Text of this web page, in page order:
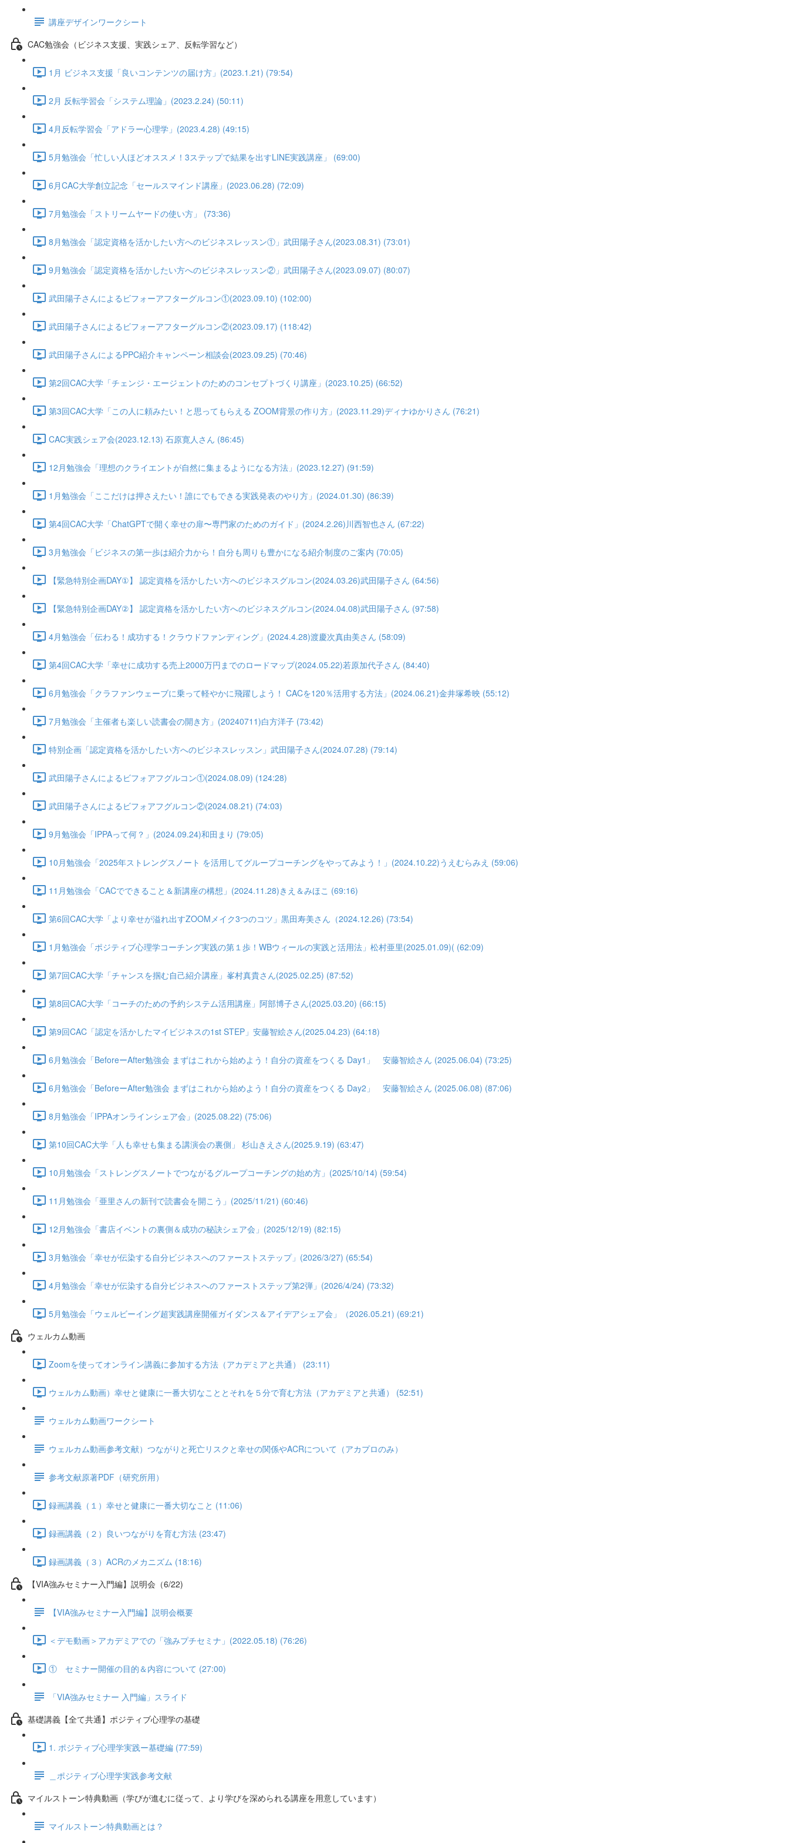
講座デザインワークシート
CAC勉強会（ビジネス支援、実践シェア、反転学習など）
1月 ビジネス支援「良いコンテンツの届け方」(2023.1.21) (79:54)
2月 反転学習会「システム理論」(2023.2.24) (50:11)
4月反転学習会「アドラー心理学」(2023.4.28) (49:15)
5月勉強会「忙しい人ほどオススメ！3ステップで結果を出すLINE実践講座」 (69:00)
6月CAC大学創立記念「セールスマインド講座」(2023.06.28) (72:09)
7月勉強会「ストリームヤードの使い方」 (73:36)
8月勉強会「認定資格を活かしたい方へのビジネスレッスン①」武田陽子さん(2023.08.31) (73:01)
9月勉強会「認定資格を活かしたい方へのビジネスレッスン②」武田陽子さん(2023.09.07) (80:07)
武田陽子さんによるビフォーアフターグルコン①(2023.09.10) (102:00)
武田陽子さんによるビフォーアフターグルコン②(2023.09.17) (118:42)
武田陽子さんによるPPC紹介キャンペーン相談会(2023.09.25) (70:46)
第2回CAC大学「チェンジ・エージェントのためのコンセプトづくり講座」(2023.10.25) (66:52)
第3回CAC大学「この人に頼みたい！と思ってもらえる ZOOM背景の作り方」(2023.11.29)ディナゆかりさん (76:21)
CAC実践シェア会(2023.12.13) 石原寛人さん (86:45)
12月勉強会「理想のクライエントが自然に集まるようになる方法」(2023.12.27) (91:59)
1月勉強会「ここだけは押さえたい！誰にでもできる実践発表のやり方」(2024.01.30) (86:39)
第4回CAC大学「ChatGPTで開く幸せの扉〜専門家のためのガイド」(2024.2.26)川西智也さん (67:22)
3月勉強会「ビジネスの第一歩は紹介力から！自分も周りも豊かになる紹介制度のご案内 (70:05)
【緊急特別企画DAY①】 認定資格を活かしたい方へのビジネスグルコン(2024.03.26)武田陽子さん (64:56)
【緊急特別企画DAY②】 認定資格を活かしたい方へのビジネスグルコン(2024.04.08)武田陽子さん (97:58)
4月勉強会「伝わる！成功する！クラウドファンディング」(2024.4.28)渡慶次真由美さん (58:09)
第4回CAC大学「幸せに成功する売上2000万円までのロードマップ(2024.05.22)若原加代子さん (84:40)
6月勉強会「クラファンウェーブに乗って軽やかに飛躍しよう！ CACを120％活用する方法」(2024.06.21)金井塚希映 (55:12)
7月勉強会「主催者も楽しい読書会の開き方」(20240711)白方洋子 (73:42)
特別企画「認定資格を活かしたい方へのビジネスレッスン」武田陽子さん(2024.07.28) (79:14)
武田陽子さんによるビフォアフグルコン①(2024.08.09) (124:28)
武田陽子さんによるビフォアフグルコン②(2024.08.21) (74:03)
9月勉強会「IPPAって何？」(2024.09.24)和田まり (79:05)
10月勉強会「2025年ストレングスノート を活用してグループコーチングをやってみよう！」(2024.10.22)うえむらみえ (59:06)
11月勉強会「CACでできること＆新講座の構想」(2024.11.28)きえ＆みほこ (69:16)
第6回CAC大学「より幸せが溢れ出すZOOMメイク3つのコツ」黒田寿美さん（2024.12.26) (73:54)
1月勉強会「ポジティブ心理学コーチング実践の第１歩！WBウィールの実践と活用法」松村亜里(2025.01.09)( (62:09)
第7回CAC大学「チャンスを掴む自己紹介講座」峯村真貴さん(2025.02.25) (87:52)
第8回CAC大学「コーチのための予約システム活用講座」阿部博子さん(2025.03.20) (66:15)
第9回CAC「認定を活かしたマイビジネスの1st STEP」安藤智絵さん(2025.04.23) (64:18)
6月勉強会「BeforeーAfter勉強会 まずはこれから始めよう！自分の資産をつくる Day1」 安藤智絵さん (2025.06.04) (73:25)
6月勉強会「BeforeーAfter勉強会 まずはこれから始めよう！自分の資産をつくる Day2」 安藤智絵さん (2025.06.08) (87:06)
8月勉強会「IPPAオンラインシェア会」(2025.08.22) (75:06)
第10回CAC大学「人も幸せも集まる講演会の裏側」 杉山きえさん(2025.9.19) (63:47)
10月勉強会「ストレングスノートでつながるグループコーチングの始め方」(2025/10/14) (59:54)
11月勉強会「亜里さんの新刊で読書会を開こう」(2025/11/21) (60:46)
12月勉強会「書店イベントの裏側＆成功の秘訣シェア会」(2025/12/19) (82:15)
3月勉強会「幸せが伝染する自分ビジネスへのファーストステップ」(2026/3/27) (65:54)
4月勉強会「幸せが伝染する自分ビジネスへのファーストステップ第2弾」(2026/4/24) (73:32)
5月勉強会「ウェルビーイング超実践講座開催ガイダンス＆アイデアシェア会」（2026.05.21) (69:21)
ウェルカム動画
Zoomを使ってオンライン講義に参加する方法（アカデミアと共通） (23:11)
ウェルカム動画）幸せと健康に一番大切なこととそれを５分で育む方法（アカデミアと共通） (52:51)
ウェルカム動画ワークシート
ウェルカム動画参考文献）つながりと死亡リスクと幸せの関係やACRについて（アカプロのみ）
参考文献原著PDF（研究所用）
録画講義（１）幸せと健康に一番大切なこと (11:06)
録画講義（２）良いつながりを育む方法 (23:47)
録画講義（３）ACRのメカニズム (18:16)
【VIA強みセミナー入門編】説明会（6/22)
【VIA強みセミナー入門編】説明会概要
＜デモ動画＞アカデミアでの「強みプチセミナ」(2022.05.18) (76:26)
① セミナー開催の目的＆内容について (27:00)
「VIA強みセミナー 入門編」スライド
基礎講義【全て共通】ポジティブ心理学の基礎
1. ポジティブ心理学実践ー基礎編 (77:59)
＿ポジティブ心理学実践参考文献
マイルストーン特典動画（学びが進むに従って、より学びを深められる講座を用意しています）
マイルストーン特典動画とは？